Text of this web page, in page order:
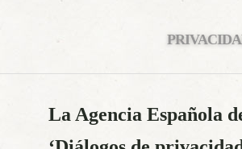
La Agencia Española